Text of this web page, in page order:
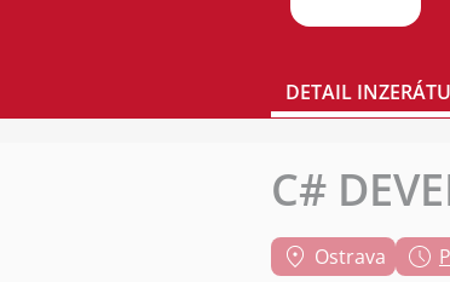
DETAIL INZERÁTU
C#
Ostrava